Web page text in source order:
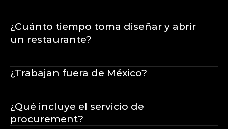
¿Cuánto tiempo toma diseñar y abrir
un restaurante?
¿Trabajan fuera de México?
¿Qué incluye el servicio de
procurement?